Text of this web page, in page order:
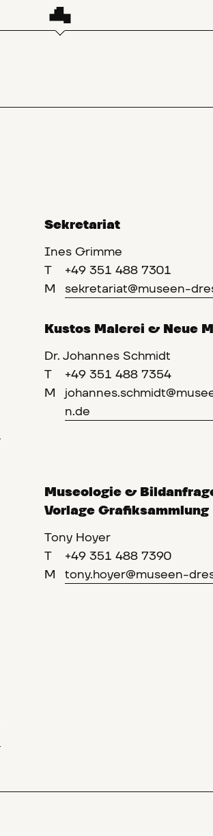
Sekretariat
Ines Grimme
T
+49 351 488 7301
M
sekretariat@museen-
Kustos Malerei & Neue
Dr. Johannes Schmidt
T
+49 351 488 7354
M
n.de
Museologie &
Vorlage Grafiksammlung
Tony Hoyer
T
+49 351 488 7390
M
tony.hoyer@museen-